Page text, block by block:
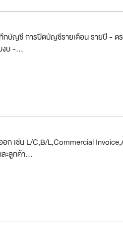
บัญชี การปิดบัญชีรายเดือน รายปี - ต
งบ -...
อก เช่น L/C,B/L,Commercial
ะลูกค้า...